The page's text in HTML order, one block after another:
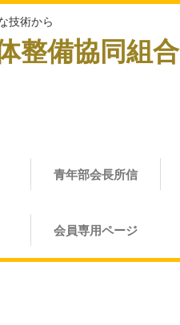
技術から
整備協同組合
青年部会長所信
会員専用ページ